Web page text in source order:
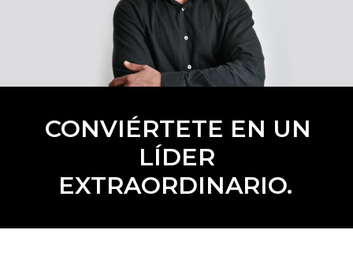
CONVIÉRTETE EN UN
LÍDER
EXTRAORDINARIO.